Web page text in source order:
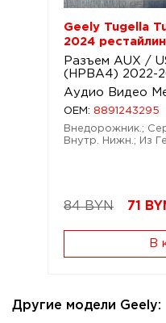
Geely Tugella
2024
Разъем AUX /
(HPBA4) 2022-
Аудио Видео
OEM: 8891243295
Внедорожник.;
Внутр. Нижн.; Из
84 BYN 71
В
Другие модели Geely: